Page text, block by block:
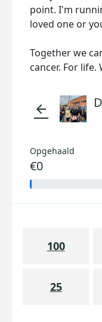
point. I'm
loved one or
Together we
cancer. For life.
arrow_back
Opgehaald
€0
100
25